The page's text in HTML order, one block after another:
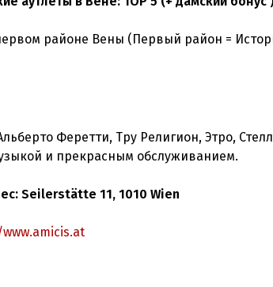
Феретти, Тру Религион, Этро,
и прекрасным обслуживанием.
Seilerstätte 11, 1010 Wien